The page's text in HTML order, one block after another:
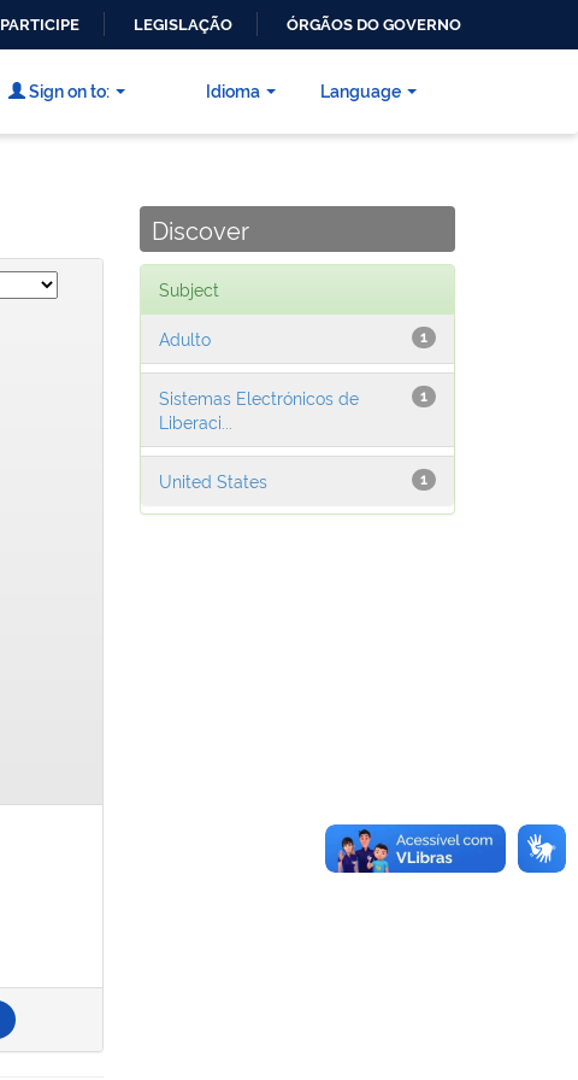
PARTICIPE LEGISLAÇÃO ÓRGÃOS DO GOVERNO
Language
Sign on to: Idioma
Discover
Subject
1
Adulto
1
Sistemas Electrónicos de
Liberaci...
1
United States